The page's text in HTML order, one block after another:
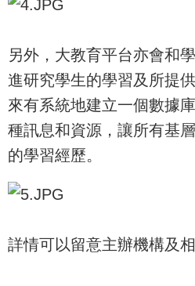
另外，大教育平台亦會和
進研究學生的學習及所提
來有系統地建立一個數據
種訊息和資源，讓所有基
的學習經歷。
詳情可以留意主辦機構及